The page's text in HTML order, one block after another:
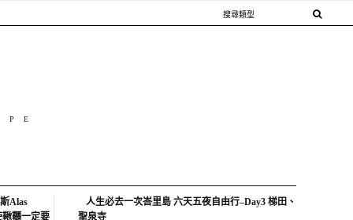
Alas
韆一定要
人生必去一次峇里島 六天五夜自由行–Day3 梯田、
聖泉寺